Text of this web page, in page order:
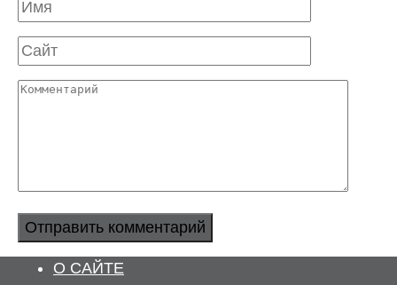
Имя
Сайт
Комментарий
О САЙТЕ